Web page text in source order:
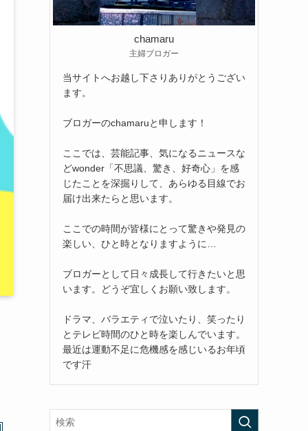
chamaru
主婦ブロガー
当サイトへお越し下さりありがとうござい
ます。
ブロガーのchamaruと申します！
ここでは、芸能記事、気になるニュースな
どwonder「不思議、驚き、好奇心」を感
じたことを深掘りして、あらゆる目線でお
届け出来たらと思います。
ここでの時間が皆様にとって驚きや発見の
楽しい、ひと時となりますように…
ブロガーとして日々成長して行きたいと思
います。どうぞ宜しくお願い致します。
ドラマ、バラエティで泣いたり、笑ったり
とテレビ時間のひと時を楽しんでいます。
最近は運動不足に危機感を感じいるお年頃
です汗